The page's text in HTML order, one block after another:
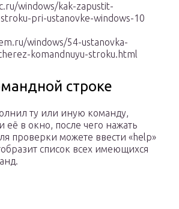
windows/kak-zapustit-
stroku-pri-ustanovke-windows-10
windows/54-ustanovka-
komandnuyu-stroku.html
строке
ту или иную команду,
её в окно, после чего нажать
проверки можете ввести «help»
список всех имеющихся